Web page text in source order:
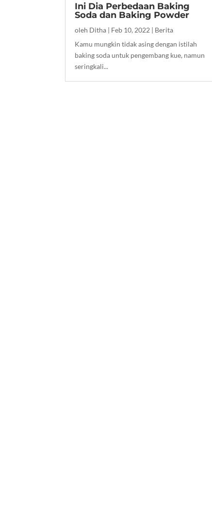
Ini Dia Perbedaan Baking
Soda dan Baking Powder
oleh Ditha | Feb 10, 2022 | Berita
Kamu mungkin tidak asing dengan istilah
baking soda untuk pengembang kue, namun
seringkali...